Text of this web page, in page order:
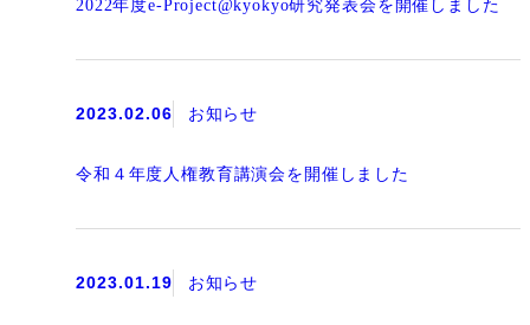
2022年度e-Project@kyokyo研究発表会を開催しました
2023.02.06 お知らせ
令和４年度人権教育講演会を開催しました
2023.01.19 お知らせ